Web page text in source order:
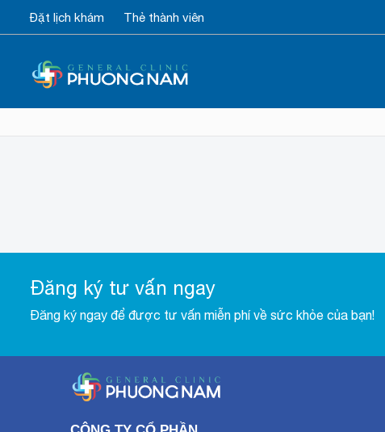
Đặt lịch khám Thẻ thành viên
Đăng ký tư vấn ngay
Đăng ký ngay để được tư vấn miễn phí về sức khỏe của bạn!